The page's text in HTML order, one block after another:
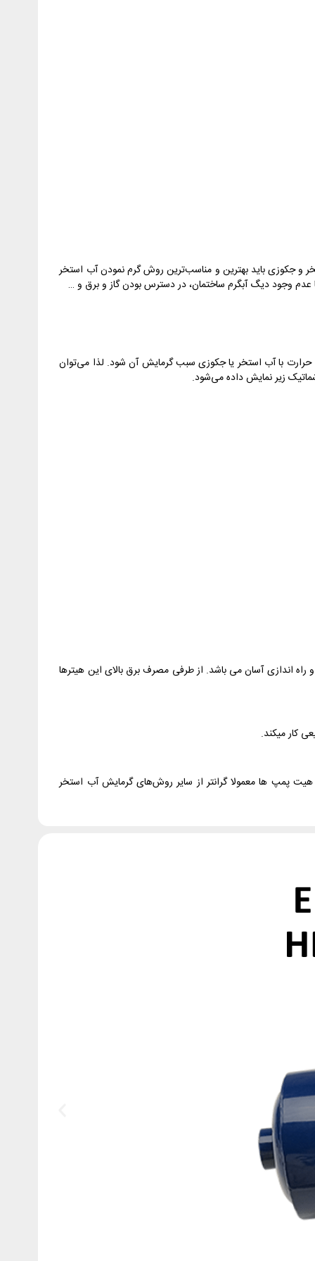
و جکوزی باید بهترین و مناسب‌ترین روش گرم نمودن آب استخر
عدم وجود دیگ آبگرم ساختمان، در دسترس بودن گاز و برق و …
حرارت با آب استخر یا جکوزی سبب گرمایش آن شود. لذا می‌توان
اندازی آسان می باشد. از طرفی مصرف برق بالای این هیترها
کار میکند.
پمپ ها معمولا گرانتر از سایر روش‌های گرمایش آب استخر